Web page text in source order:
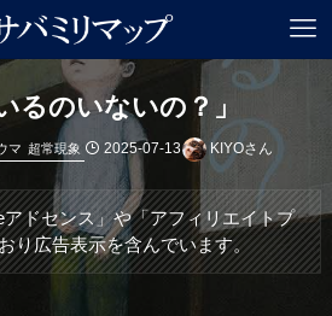
るのいないの？」
マ 超常現象 2025-07-13 KIYOさん
ドセンス」や「アフィリエイトプ
り広告表示を含んでいます。